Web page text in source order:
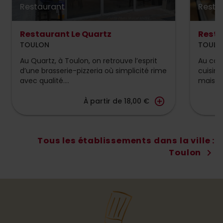
Restaurant
Restaurant Le Quartz
TOULON
Au Quartz, à Toulon, on retrouve l’esprit
d’une brasserie-pizzeria où simplicité rime
avec qualité....
À partir de 18,00 € add_circle_outline
Au
Tous les établissements dans la ville :
Toulon
chevron_right